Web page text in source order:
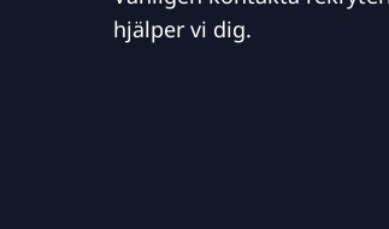
hjälper vi dig.